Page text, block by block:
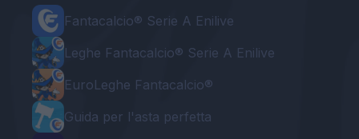
Fantacalcio® Serie A Enilive
Leghe Fantacalcio® Serie A Enilive
EuroLeghe Fantacalcio®
Guida per l'asta perfetta